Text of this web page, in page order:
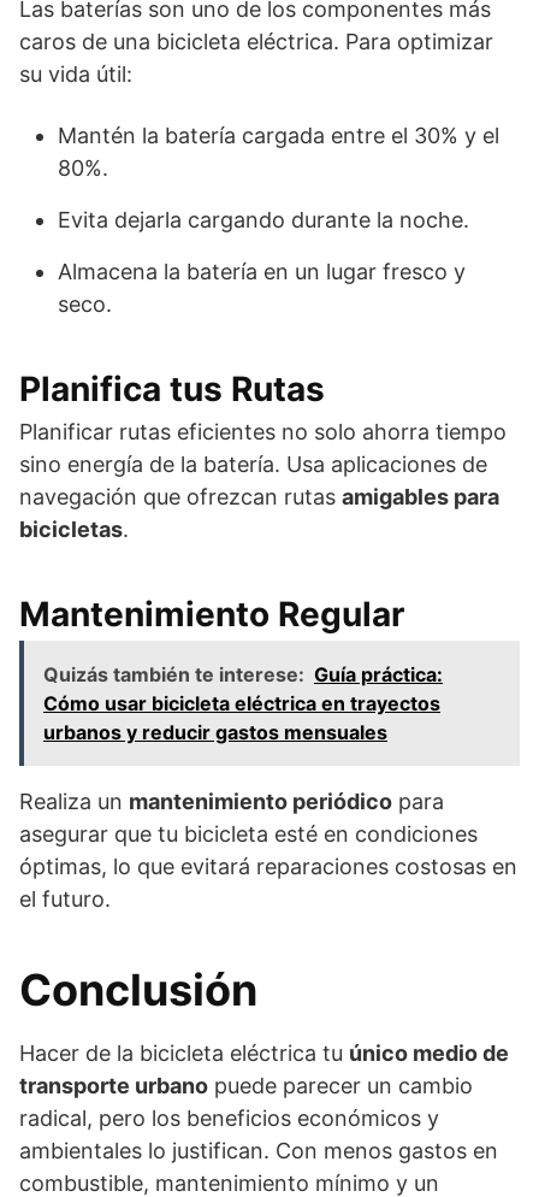
Las baterías son uno de los componentes más
caros de una bicicleta eléctrica. Para optimizar
su vida útil:
Mantén la batería cargada entre el 30% y el
80%.
Evita dejarla cargando durante la noche.
Almacena la batería en un lugar fresco y
seco.
Planifica tus Rutas
Planificar rutas eficientes no solo ahorra tiempo
sino energía de la batería. Usa aplicaciones de
navegación que ofrezcan rutas amigables para
bicicletas.
Mantenimiento Regular
Quizás también te interese: Guía práctica:
Cómo usar bicicleta eléctrica en trayectos
urbanos y reducir gastos mensuales
Realiza un mantenimiento periódico para
asegurar que tu bicicleta esté en condiciones
óptimas, lo que evitará reparaciones costosas en
el futuro.
Conclusión
Hacer de la bicicleta eléctrica tu único medio de
transporte urbano puede parecer un cambio
radical, pero los beneficios económicos y
ambientales lo justifican. Con menos gastos en
combustible, mantenimiento mínimo y un